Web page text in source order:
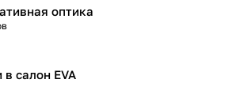
оптика
салон EVA